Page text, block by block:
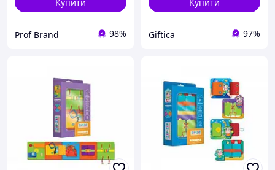
Prof Brand 98% Giftica 97%